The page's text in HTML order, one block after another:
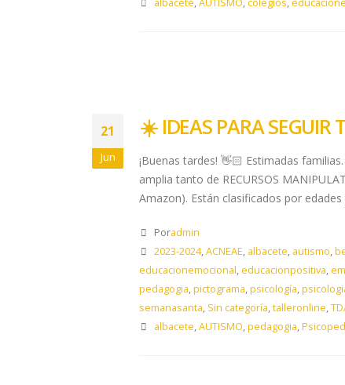
albacete,AUTISMO,colegios,
21
Jun
☀️​ IDEAS PARA SEGUIR
¡Buenas tardes! 👋🏻 Estimadas
amplia tanto de RECURSOS
Amazon). Están clasificados por
Poradmin
2023-2024,ACNEAE, albacete, autismo,
educacionemocional,educacionpositiva,
pedagogia,pictograma,psicología,
semanasanta, Sin categoría,talleronline,
albacete,AUTISMO,pedagogia,